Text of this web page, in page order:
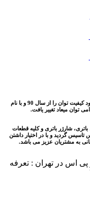
شرکت نامی توان میعاد فعالیت خود در زمینه سیستمهای بهبود کیفیت توان را از سال 90 و با نام
شارژر باتری و کلیه قطعات
تاسیس گردید و با در اختیار داشتن
به مشتریان عزیز می باشد.